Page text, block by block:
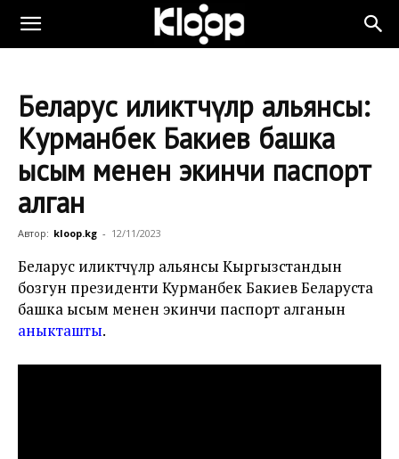
Беларус иликтөөчүлөр альянсы:
Курманбек Бакиев башка
ысым менен экинчи паспорт
алган
Автор: kloop.kg - 12/11/2023
Беларус иликтөөчүлөр альянсы Кыргызстандын
бозгун президенти Курманбек Бакиев Беларуста
башка ысым менен экинчи паспорт алганын
аныкташты.